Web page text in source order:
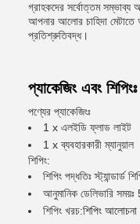
গ্রাহকদের সর্বোত্তম সম্ভাব্য
আপনার আলোর চাহিদা মেটাতে
প্রতিশ্রুতিবদ্ধ।
প্যাকেজিং এবং শিপিংঃ
পণ্যের প্যাকেজিংঃ
1 x এলইডি ফ্লাড লাইট
1 x ব্যবহারকারী ম্যানুয়াল
শিপিং:
শিপিং পদ্ধতিঃ স্ট্যান্ডার্ড
আনুমানিক ডেলিভারি সময়ঃ
শিপিং খরচ:শিপিং আলোচনা